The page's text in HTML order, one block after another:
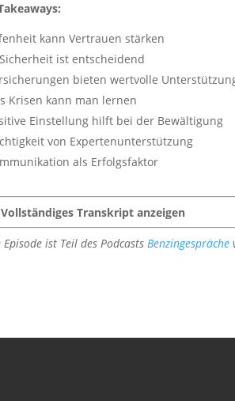
kann Vertrauen stärken
ist entscheidend
bieten wertvolle
Krisen kann man lernen
Einstellung hilft bei der Bewältigung
von Expertenunterstützung
als Erfolgsfaktor
Vollständiges Transkript anzeigen
Episode ist Teil des PodcastsBenzingespräche